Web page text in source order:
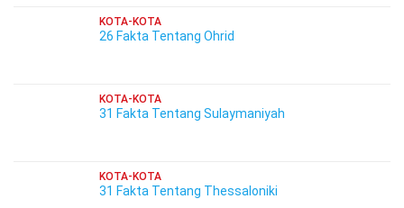
KOTA-KOTA
26 Fakta Tentang Ohrid
KOTA-KOTA
31 Fakta Tentang Sulaymaniyah
KOTA-KOTA
31 Fakta Tentang Thessaloniki